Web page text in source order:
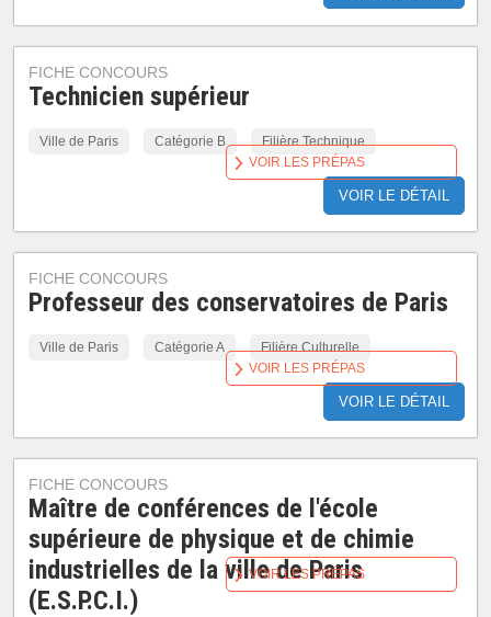
FICHE CONCOURS
Technicien supérieur
Ville de Paris Catégorie B Filière Technique
VOIR LE DÉTAIL
VOIR LES PRÉPAS
FICHE CONCOURS
Professeur des conservatoires de Paris
Ville de Paris Catégorie A Filière Culturelle
VOIR LE DÉTAIL
VOIR LES PRÉPAS
FICHE CONCOURS
Maître de conférences de l'école
supérieure de physique et de chimie
industrielles de la ville de Paris
(E.S.P.C.I.)
VOIR LES PRÉPAS